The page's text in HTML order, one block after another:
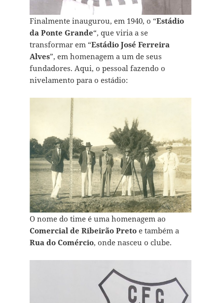
Finalmente inaugurou, em 1940, o “Estádio
da Ponte Grande“, que viria a se
transformar em “Estádio José Ferreira
Alves”, em homenagem a um de seus
fundadores. Aqui, o pessoal fazendo o
nivelamento para o estádio:
O nome do time é uma homenagem ao
Comercial de Ribeirão Pretoe também a
Rua do Comércio, onde nasceu o clube.